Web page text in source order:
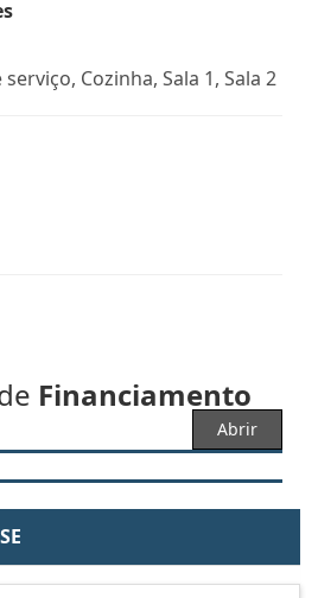
Cozinha, Sala 1, Sala 2
Financiamento
Abrir